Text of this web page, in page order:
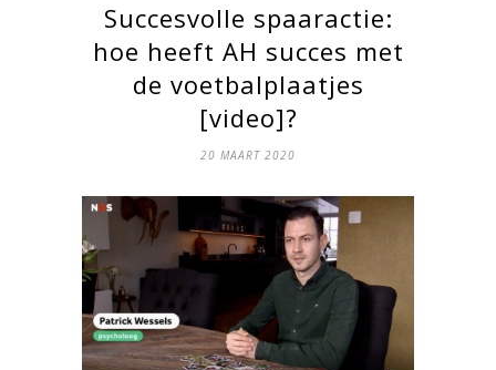
Succesvolle spaaractie:
hoe heeft AH succes met
de voetbalplaatjes
[video]?
20 MAART 2020